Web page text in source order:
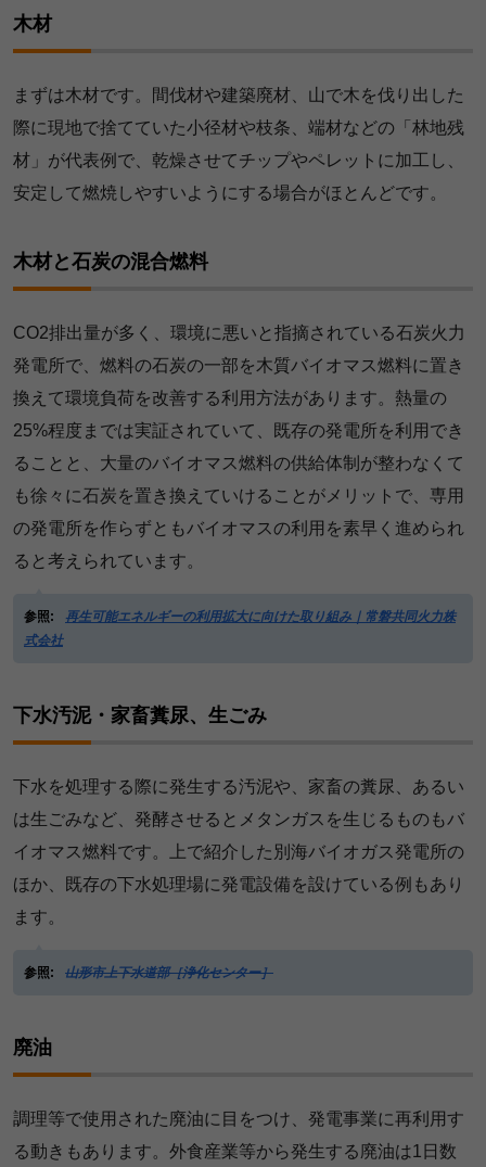
木材
まずは木材です。間伐材や建築廃材、山で木を伐り出した
際に現地で捨てていた小径材や枝条、端材などの「林地残
材」が代表例で、乾燥させてチップやペレットに加工し、
安定して燃焼しやすいようにする場合がほとんどです。
木材と石炭の混合燃料
CO2排出量が多く、環境に悪いと指摘されている石炭火力
発電所で、燃料の石炭の一部を木質バイオマス燃料に置き
換えて環境負荷を改善する利用方法があります。熱量の
25%程度までは実証されていて、既存の発電所を利用でき
ることと、大量のバイオマス燃料の供給体制が整わなくて
も徐々に石炭を置き換えていけることがメリットで、専用
の発電所を作らずともバイオマスの利用を素早く進められ
ると考えられています。
参照:
再生可能エネルギーの利用拡大に向けた取り組み｜常磐共同火力株
式会社
下水汚泥・家畜糞尿、生ごみ
下水を処理する際に発生する汚泥や、家畜の糞尿、あるい
は生ごみなど、発酵させるとメタンガスを生じるものもバ
イオマス燃料です。上で紹介した別海バイオガス発電所の
ほか、既存の下水処理場に発電設備を設けている例もあり
ます。
参照: 山形市上下水道部［浄化センター］
廃油
調理等で使用された廃油に目をつけ、発電事業に再利用す
る動きもあります。外食産業等から発生する廃油は1日数